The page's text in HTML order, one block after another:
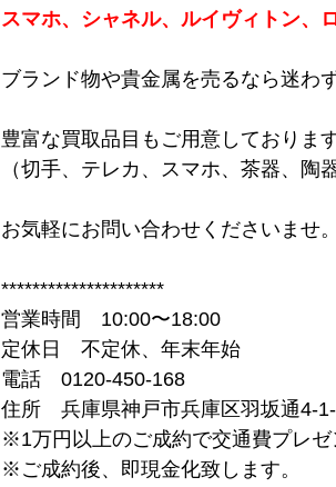
スマホ、シャネル、ルイヴィトン、
ブランド物や貴金属を売るなら迷わ
豊富な買取品目もご用意しておりま
（切手、テレカ、スマホ、茶器、陶
お気軽にお問い合わせくださいませ。
*********************
営業時間　10:00〜18:00
定休日　不定休、年末年始
電話　0120-450-168
住所　兵庫県神戸市兵庫区羽坂通4-
※1万円以上のご成約で交通費プレゼ
※ご成約後、即現金化致します。